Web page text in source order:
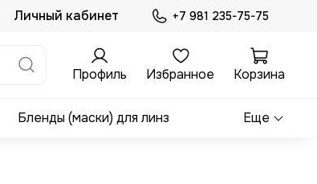
Личный кабинет +7 981 235-75-75
Профиль Избранное Корзина
Бленды (маски) для линз Еще